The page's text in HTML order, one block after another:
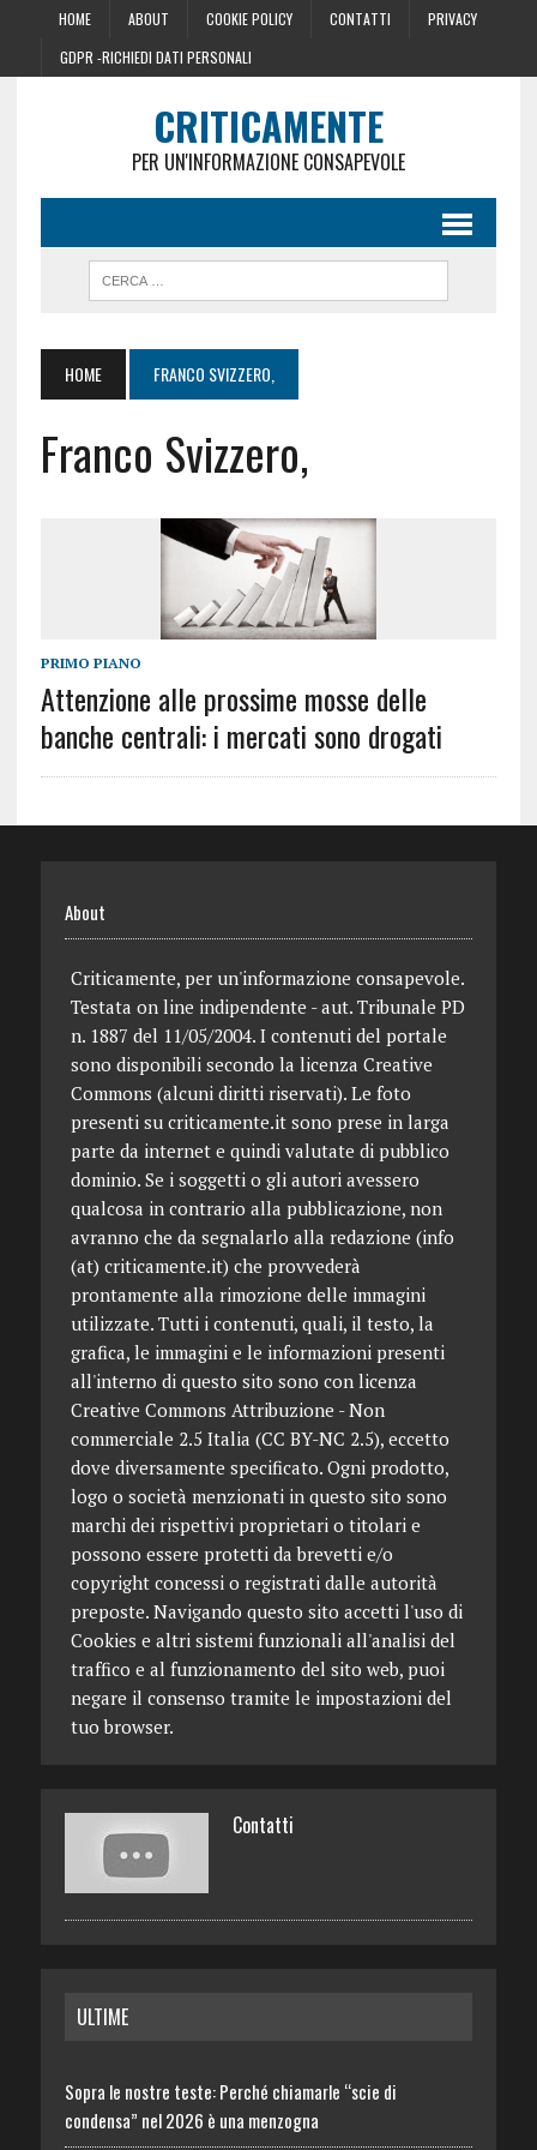
HOME ABOUT COOKIE POLICY CONTATTI
PRIVACY
GDPR -RICHIEDI DATI PERSONALI
CRITICAMENTE
PER UN'INFORMAZIONE CONSAPEVOLE
HOME FRANCO SVIZZERO,
Franco Svizzero,
PRIMO PIANO
Attenzione alle prossime mosse delle
banche centrali: i mercati sono drogati
About
Criticamente, per un'informazione consapevole.
Testata on line indipendente - aut. Tribunale PD
n. 1887 del 11/05/2004. I contenuti del portale
sono disponibili secondo la licenza Creative
Commons (alcuni diritti riservati). Le foto
presenti su criticamente.it sono prese in larga
parte da internet e quindi valutate di pubblico
dominio. Se i soggetti o gli autori avessero
qualcosa in contrario alla pubblicazione, non
avranno che da segnalarlo alla redazione (info
(at) criticamente.it) che provvederà
prontamente alla rimozione delle immagini
utilizzate. Tutti i contenuti, quali, il testo, la
grafica, le immagini e le informazioni presenti
all'interno di questo sito sono con licenza
Creative Commons Attribuzione - Non
commerciale 2.5 Italia (CC BY-NC 2.5), eccetto
dove diversamente specificato. Ogni prodotto,
logo o società menzionati in questo sito sono
marchi dei rispettivi proprietari o titolari e
possono essere protetti da brevetti e/o
copyright concessi o registrati dalle autorità
preposte. Navigando questo sito accetti l'uso di
Cookies e altri sistemi funzionali all'analisi del
traffico e al funzionamento del sito web, puoi
negare il consenso tramite le impostazioni del
tuo browser.
Contatti
ULTIME
Sopra le nostre teste: Perché chiamarle “scie di
condensa” nel 2026 è una menzogna